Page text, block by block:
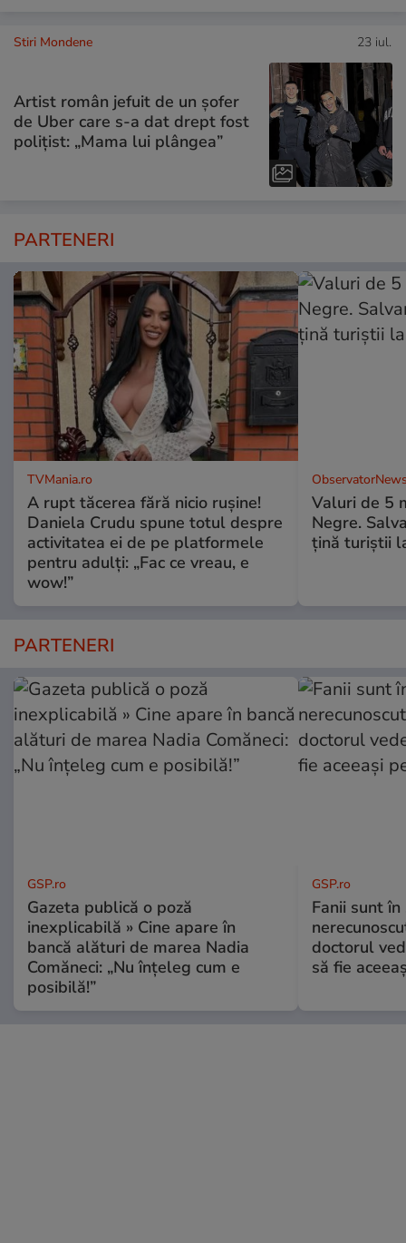
Stiri Mondene 23 iul.
Artist român jefuit de un șofer
de Uber care s-a dat drept fost
polițist: „Mama lui plângea”
PARTENERI
TVMania.ro
A rupt tăcerea fără nicio rușine!
Daniela Crudu spune totul despre
activitatea ei de pe platformele
pentru adulți: „Fac ce vreau, e
wow!”
Valuri de 5
Negre.
ţină turiştii
PARTENERI
GSP.ro
Gazeta publică o poză
inexplicabilă » Cine apare în
bancă alături de marea Nadia
Comăneci: „Nu înțeleg cum e
posibilă!”
GSP.ro
Fanii sunt în
doctorul
să fie